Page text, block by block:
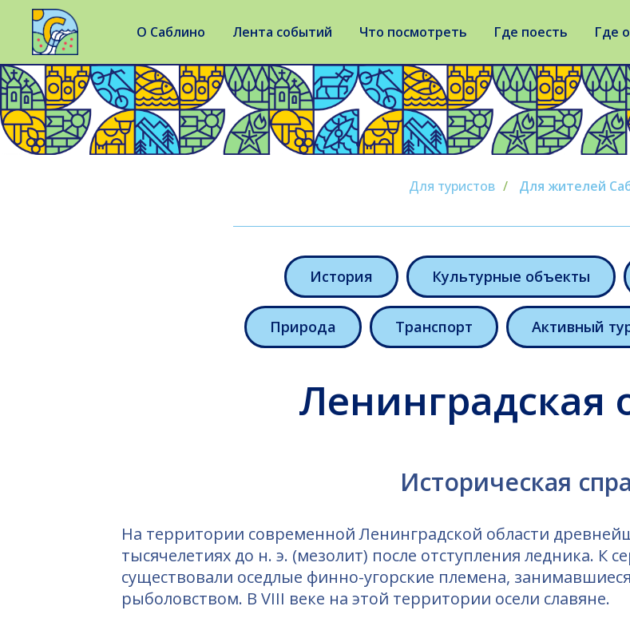
О Саблино Лента событий Что посмотреть Где поесть Где
Для туристов / Для жителей
История Культурные объекты
Природа Транспорт Активный
Ленинградская
На территории современной Ленинградской области
тысячелетиях до н. э. (мезолит) после отступления ледника. К
существовали оседлые финно-угорские племена,
рыболовством. В VIII веке на этой территории осели славяне.
Историческая